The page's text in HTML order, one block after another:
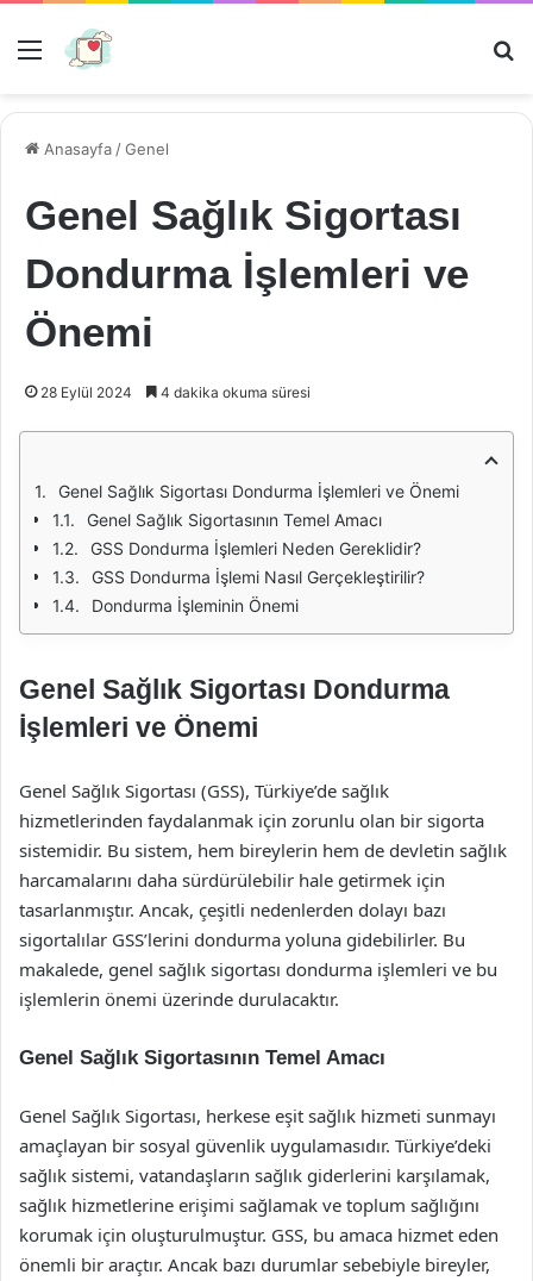
Menü
Anasayfa /Genel
Genel Sağlık Sigortası
Dondurma İşlemleri ve
Önemi
28 Eylül 2024 4 dakika okuma süresi
Genel Sağlık Sigortası Dondurma İşlemleri ve Önemi
Genel Sağlık Sigortasının Temel Amacı
GSS Dondurma İşlemleri Neden Gereklidir?
GSS Dondurma İşlemi Nasıl Gerçekleştirilir?
Dondurma İşleminin Önemi
Genel Sağlık Sigortası Dondurma
İşlemleri ve Önemi
Genel Sağlık Sigortası (GSS), Türkiye’de sağlık
hizmetlerinden faydalanmak için zorunlu olan bir sigorta
sistemidir. Bu sistem, hem bireylerin hem de devletin sağlık
harcamalarını daha sürdürülebilir hale getirmek için
tasarlanmıştır. Ancak, çeşitli nedenlerden dolayı bazı
sigortalılar GSS’lerini dondurma yoluna gidebilirler. Bu
makalede, genel sağlık sigortası dondurma işlemleri ve bu
işlemlerin önemi üzerinde durulacaktır.
Genel Sağlık Sigortasının Temel Amacı
Genel Sağlık Sigortası, herkese eşit sağlık hizmeti sunmayı
amaçlayan bir sosyal güvenlik uygulamasıdır. Türkiye’deki
sağlık sistemi, vatandaşların sağlık giderlerini karşılamak,
sağlık hizmetlerine erişimi sağlamak ve toplum sağlığını
korumak için oluşturulmuştur. GSS, bu amaca hizmet eden
önemli bir araçtır. Ancak bazı durumlar sebebiyle bireyler,